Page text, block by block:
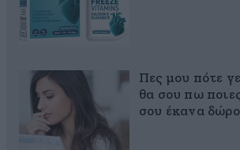
Πες μου πότε
θα σου πω
σου έκανα